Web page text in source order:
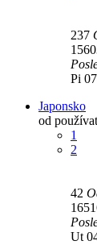
237
Pi
Japonsko
od
1
2
42
Ut